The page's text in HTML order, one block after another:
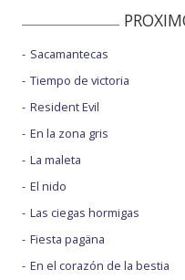
Sacamantecas
Tiempo de victoria
Resident Evil
En la zona gris
La maleta
El nido
Las ciegas hormigas
Fiesta pagäna
En el corazón de la bestia